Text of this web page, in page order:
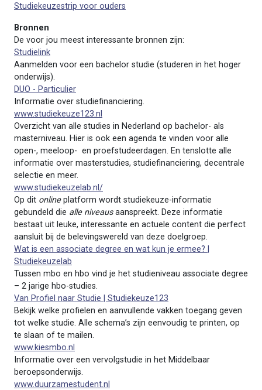
Studiekeuzestrip voor ouders
Bronnen
De voor jou meest interessante bronnen zijn:
Studielink
Aanmelden voor een bachelor studie (studeren in het hoger
onderwijs).
DUO - Particulier
Informatie over studiefinanciering.
www.studiekeuze123.nl
Overzicht van alle studies in Nederland op bachelor- als
masterniveau. Hier is ook een agenda te vinden voor alle
open-, meeloop- en proefstudeerdagen. En tenslotte alle
informatie over masterstudies, studiefinanciering, decentrale
selectie en meer.
www.studiekeuzelab.nl/
Op dit onlineplatform wordt studiekeuze-informatie
gebundeld die alle niveausaanspreekt. Deze informatie
bestaat uit leuke, interessante en actuele content die perfect
aansluit bij de belevingswereld van deze doelgroep.
Wat is een associate degree en wat kun je ermee? |
Studiekeuzelab
Tussen mbo en hbo vind je het studieniveau associate degree
– 2 jarige hbo-studies.
Van Profiel naar Studie | Studiekeuze123
Bekijk welke profielen en aanvullende vakken toegang geven
tot welke studie. Alle schema’s zijn eenvoudig te printen, op
te slaan of te mailen.
www.kiesmbo.nl
Informatie over een vervolgstudie in het Middelbaar
beroepsonderwijs.
www.duurzamestudent.nl